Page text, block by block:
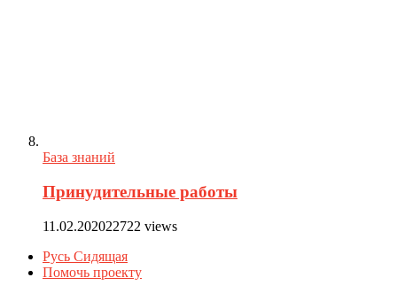
База знаний
Принудительные работы
11.02.202022722 views
Русь Сидящая
Помочь проекту